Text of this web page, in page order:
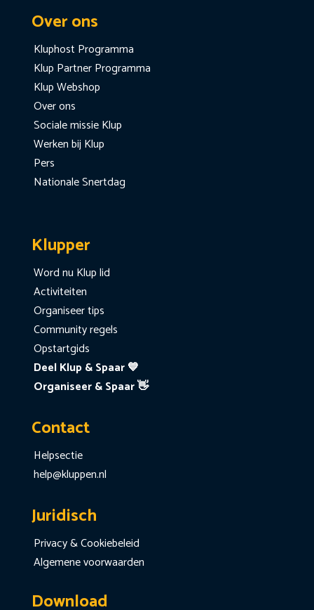
Over ons
Kluphost Programma
Klup Partner Programma
Klup Webshop
Over ons
Sociale missie Klup
Werken bij Klup
Pers
Nationale Snertdag
Klupper
Word nu Klup lid
Activiteiten
Organiseer tips
Community regels
Opstartgids
Deel Klup & Spaar 💙
Organiseer & Spaar 👋
Contact
Helpsectie
help@kluppen.nl
Juridisch
Privacy & Cookiebeleid
Algemene voorwaarden
Download